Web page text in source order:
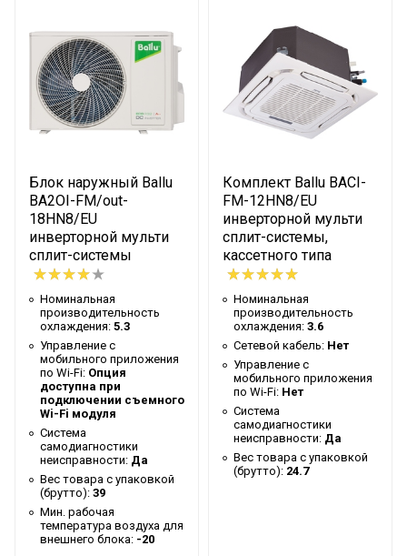
по Wi-Fi
подключении съемного
Wi-Fi модуля
Система
самодиагностики
неисправности
Да
Мин. рабочая
температура воздуха для
внешнего блока
-20
Таймер на отключение
Да
Высота упаковки товара
29
Таймер на включение
Гарантийный документ
Гарантийный талон
Высота внутр. блока
0.292
Глубина упаковки товара
37
Ширина упаковки товара
Память заданных
параметров работы
Бренд
Блок наружный Ballu
BA2OI-FM/out-
18HN8/EU
инверторной мульти
сплит-системы
Номинальная
производительность
охлаждения: 5.3
Управление c
мобильного приложения
по Wi-Fi: Опция
доступна при
подключении съемного
Wi-Fi модуля
Система
самодиагностики
неисправности: Да
Вес товара с упаковкой
(брутто): 39
Мин. рабочая
температура воздуха для
внешнего блока: -20
Комплект Ballu BACI-
FM-12HN8/EU
инверторной мульти
сплит-системы,
кассетного типа
Номинальная
производительность
охлаждения: 3.6
Сетевой кабель: Нет
Управление c
мобильного приложения
по Wi-Fi: Нет
Система
самодиагностики
неисправности: Да
Вес товара с упаковкой
(брутто): 24.7